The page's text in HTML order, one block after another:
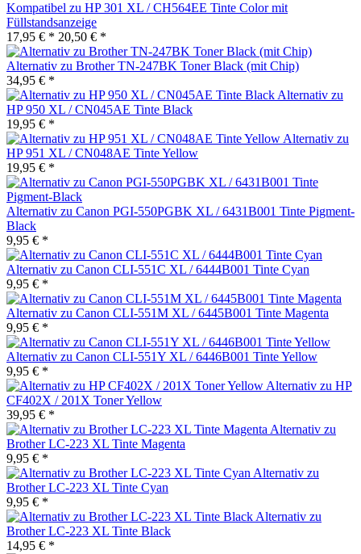
Kompatibel zu HP 301 XL / CH564EE Tinte Color mit
Füllstandsanzeige
17,95 € * 20,50 € *
Alternativ zu Brother TN-247BK Toner Black (mit Chip)
34,95 € *
Alternativ zu
HP 950 XL / CN045AE Tinte Black
19,95 € *
Alternativ zu
HP 951 XL / CN048AE Tinte Yellow
19,95 € *
Alternativ zu Canon PGI-550PGBK XL / 6431B001 Tinte Pigment-
Black
9,95 € *
Alternativ zu Canon CLI-551C XL / 6444B001 Tinte Cyan
9,95 € *
Alternativ zu Canon CLI-551M XL / 6445B001 Tinte Magenta
9,95 € *
Alternativ zu Canon CLI-551Y XL / 6446B001 Tinte Yellow
9,95 € *
Alternativ zu HP
CF402X / 201X Toner Yellow
39,95 € *
Alternativ zu
Brother LC-223 XL Tinte Magenta
9,95 € *
Alternativ zu
Brother LC-223 XL Tinte Cyan
9,95 € *
Alternativ zu
Brother LC-223 XL Tinte Black
14,95 € *